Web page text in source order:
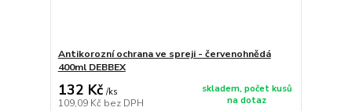
Antikorozní ochrana ve spreji - červenohnědá
400ml DEBBEX
132 Kč /ks
109,09 Kč bez DPH
skladem, počet kusů
na dotaz